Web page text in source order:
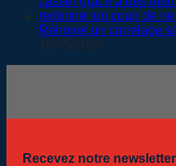
Rénover un carrelage
13/05/2026
Recevez notre newsletter